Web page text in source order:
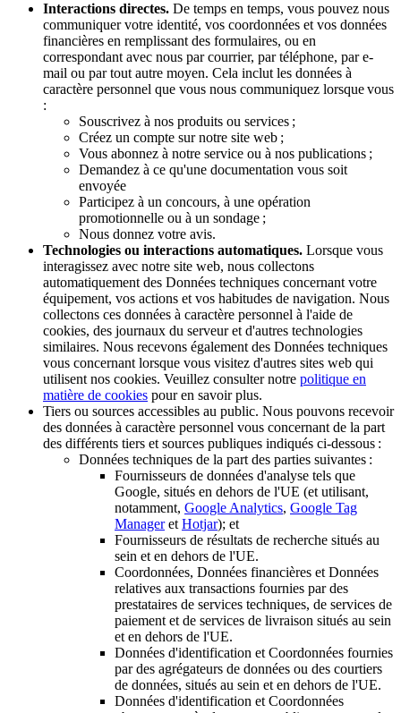
Interactions directes. De temps en temps, vous pouvez nous
communiquer votre identité, vos coordonnées et vos données
financières en remplissant des formulaires, ou en
correspondant avec nous par courrier, par téléphone, par e-
mail ou par tout autre moyen. Cela inclut les données à
caractère personnel que vous nous communiquez lorsque vous
:
Souscrivez à nos produits ou services ;
Créez un compte sur notre site web ;
Vous abonnez à notre service ou à nos publications ;
Demandez à ce qu'une documentation vous soit
envoyée
Participez à un concours, à une opération
promotionnelle ou à un sondage ;
Nous donnez votre avis.
Technologies ou interactions automatiques. Lorsque vous
interagissez avec notre site web, nous collectons
automatiquement des Données techniques concernant votre
équipement, vos actions et vos habitudes de navigation. Nous
collectons ces données à caractère personnel à l'aide de
cookies, des journaux du serveur et d'autres technologies
similaires. Nous recevons également des Données techniques
vous concernant lorsque vous visitez d'autres sites web qui
utilisent nos cookies. Veuillez consulter notre politique en
matière de cookies pour en savoir plus.
Tiers ou sources accessibles au public. Nous pouvons recevoir
des données à caractère personnel vous concernant de la part
des différents tiers et sources publiques indiqués ci-dessous :
Données techniques de la part des parties suivantes :
Fournisseurs de données d'analyse tels que
Google, situés en dehors de l'UE (et utilisant,
notamment, Google Analytics, Google Tag
ManageretHotjar); et
Fournisseurs de résultats de recherche situés au
sein et en dehors de l'UE.
Coordonnées, Données financières et Données
relatives aux transactions fournies par des
prestataires de services techniques, de services de
paiement et de services de livraison situés au sein
et en dehors de l'UE.
Données d'identification et Coordonnées fournies
par des agrégateurs de données ou des courtiers
de données, situés au sein et en dehors de l'UE.
Données d'identification et Coordonnées